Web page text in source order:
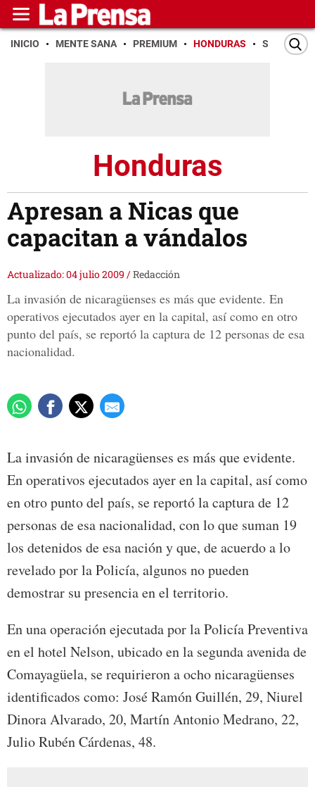
INICIO MENTE SANA PREMIUM HONDURAS SAN PEDRO
Honduras
Apresan a Nicas que
capacitan a vándalos
Actualizado: 04 julio 2009 /Redacción
La invasión de nicaragüenses es más que evidente. En
operativos ejecutados ayer en la capital, así como en otro
punto del país, se reportó la captura de 12 personas de esa
nacionalidad.
La invasión de nicaragüenses es más que evidente.
En operativos ejecutados ayer en la capital, así como
en otro punto del país, se reportó la captura de 12
personas de esa nacionalidad, con lo que suman 19
los detenidos de esa nación y que, de acuerdo a lo
revelado por la Policía, algunos no pueden
demostrar su presencia en el territorio.
En una operación ejecutada por la Policía Preventiva
en el hotel Nelson, ubicado en la segunda avenida de
Comayagüela, se requirieron a ocho nicaragüenses
identificados como: José Ramón Guillén, 29, Niurel
Dinora Alvarado, 20, Martín Antonio Medrano, 22,
Julio Rubén Cárdenas, 48.